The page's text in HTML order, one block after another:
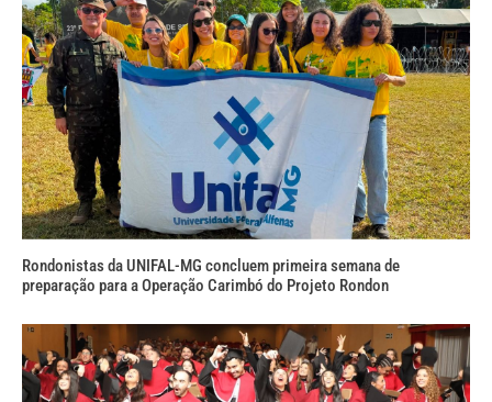
Rondonistas da UNIFAL-MG concluem primeira semana de
preparação para a Operação Carimbó do Projeto Rondon